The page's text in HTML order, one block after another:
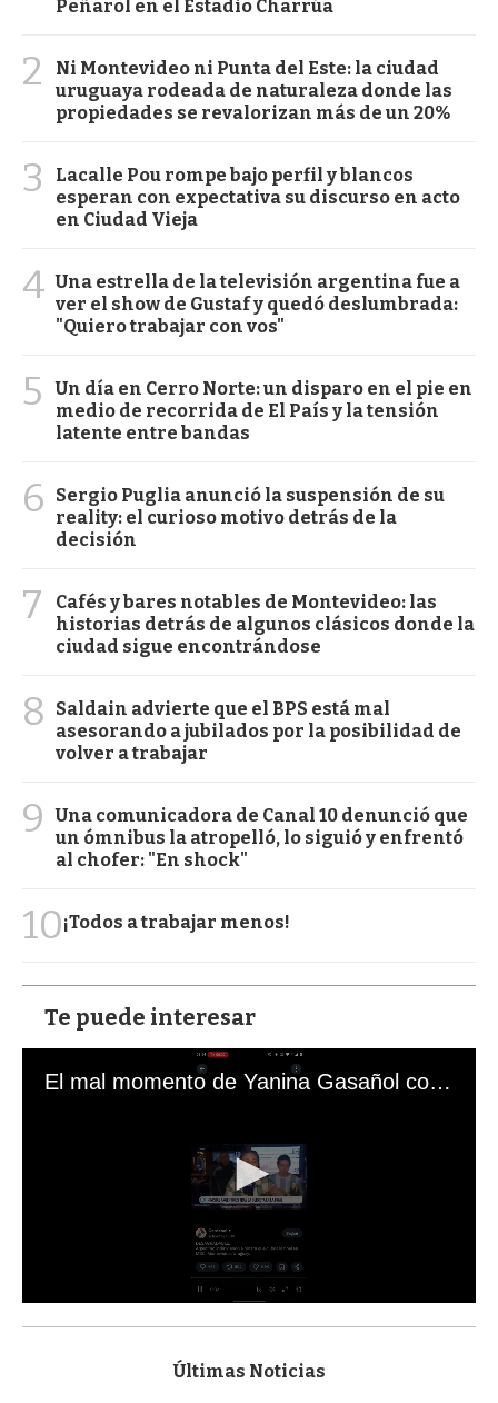
Peñarol en el Estadio Charrúa
2
Ni Montevideo ni Punta del Este: la ciudad
uruguaya rodeada de naturaleza donde las
propiedades se revalorizan más de un 20%
3
Lacalle Pou rompe bajo perfil y blancos
esperan con expectativa su discurso en acto
en Ciudad Vieja
4 Una estrella de la televisión argentina fue a
ver el show de Gustaf y quedó deslumbrada:
"Quiero trabajar con vos"
5
Un día en Cerro Norte: un disparo en el pie en
medio de recorrida de El País y la tensión
latente entre bandas
6
Sergio Puglia anunció la suspensión de su
reality: el curioso motivo detrás de la
decisión
7
Cafés y bares notables de Montevideo: las
historias detrás de algunos clásicos donde la
ciudad sigue encontrándose
8
Saldain advierte que el BPS está mal
asesorando a jubilados por la posibilidad de
volver a trabajar
9
Una comunicadora de Canal 10 denunció que
un ómnibus la atropelló, lo siguió y enfrentó
al chofer: "En shock"
10¡Todos a trabajar menos!
Te puede interesar
El mal momento de Yanina Gasañol con un hincha argentino en "Subrayado"
s
Últimas Noticias